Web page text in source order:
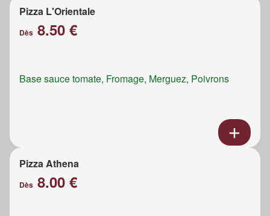
Pizza L'Orientale
Dès 8.50 €
Base sauce tomate, Fromage, Merguez, Poivrons
Pizza Athena
Dès 8.00 €